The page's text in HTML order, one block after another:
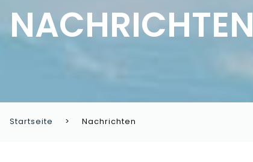
NACHRICHTEN
Startseite Nachrichten